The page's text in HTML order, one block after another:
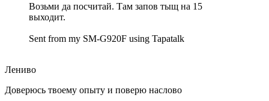
Возьми да посчитай. Там запов тыщ на 15
выходит.
Sent from my SM-G920F using Tapatalk
Лениво
Доверюсь твоему опыту и поверю наслово